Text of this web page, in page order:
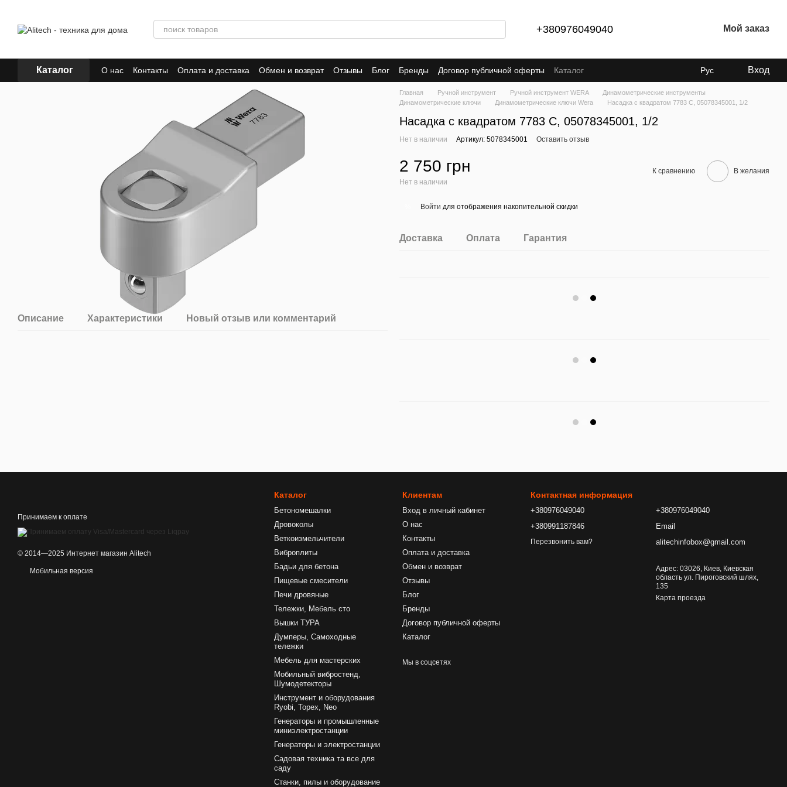
+380976049040 Мой заказ
Каталог О нас Контакты Оплата и доставка Обмен и возврат Отзывы Блог Бренды Договор публичной оферты Каталог Рус Вход
Описание Характеристики Новый отзыв или комментарий
Главная Ручной инструмент Ручной инструмент WERA
Динамометрические инструменты
Динамометрические ключи
Динамометрические ключи Wera Насадка с квадратом 7783 C, 05078345001, 1/2
Насадка с квадратом 7783 C, 05078345001, 1/2
Нет в наличии Артикул: 5078345001 Оставить отзыв
2 750 грн
Нет в наличии
К сравнению В желания
Войти для отображения накопительной скидки
Доставка Оплата Гарантия
Принимаем к оплате
© 2014—2025 Интернет магазин Alitech
Мобильная версия
Каталог
Бетономешалки
Дровоколы
Веткоизмельчители
Виброплиты
Бадьи для бетона
Пищевые смесители
Печи дровяные
Тележки, Мебель сто
Вышки ТУРА
Думперы, Самоходные
тележки
Мебель для мастерских
Мобильный вибростенд,
Шумодетекторы
Инструмент и оборудования
Ryobi, Topex, Neo
Генераторы и промышленные
миниэлектростанции
Генераторы и электростанции
Садовая техника та все для
саду
Станки, пилы и оборудование
Клиентам
Вход в личный кабинет
О нас
Контакты
Оплата и доставка
Обмен и возврат
Отзывы
Блог
Бренды
Договор публичной оферты
Каталог
Мы в соцсетях
Контактная информация
+380976049040
+380991187846
Перезвонить вам?
+380976049040
Email
alitechinfobox@gmail.com
Адрес: 03026, Киев, Киевская
область ул. Пироговский шлях,
135
Карта проезда